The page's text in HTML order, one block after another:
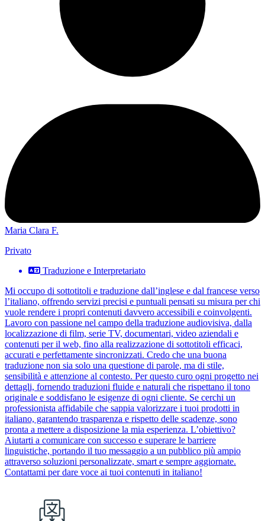
Maria Clara F.
Privato
Traduzione e Interpretariato
Mi occupo di sottotitoli e traduzione dall’inglese e dal francese verso
l’italiano, offrendo servizi precisi e puntuali pensati su misura per chi
vuole rendere i propri contenuti davvero accessibili e coinvolgenti.
Lavoro con passione nel campo della traduzione audiovisiva, dalla
localizzazione di film, serie TV, documentari, video aziendali e
contenuti per il web, fino alla realizzazione di sottotitoli efficaci,
accurati e perfettamente sincronizzati. Credo che una buona
traduzione non sia solo una questione di parole, ma di stile,
sensibilità e attenzione al contesto. Per questo curo ogni progetto nei
dettagli, fornendo traduzioni fluide e naturali che rispettano il tono
originale e soddisfano le esigenze di ogni cliente. Se cerchi un
professionista affidabile che sappia valorizzare i tuoi prodotti in
italiano, garantendo trasparenza e rispetto delle scadenze, sono
pronta a mettere a disposizione la mia esperienza. L’obiettivo?
Aiutarti a comunicare con successo e superare le barriere
linguistiche, portando il tuo messaggio a un pubblico più ampio
attraverso soluzioni personalizzate, smart e sempre aggiornate.
Contattami per dare voce ai tuoi contenuti in italiano!